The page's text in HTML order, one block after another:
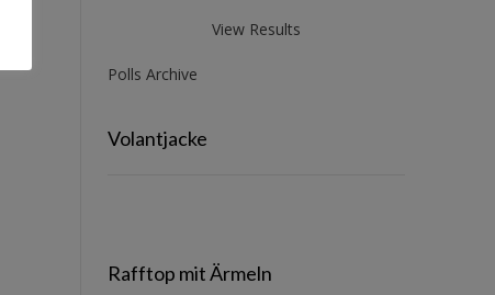
View Results
Polls Archive
Volantjacke
Rafftop mit Ärmeln